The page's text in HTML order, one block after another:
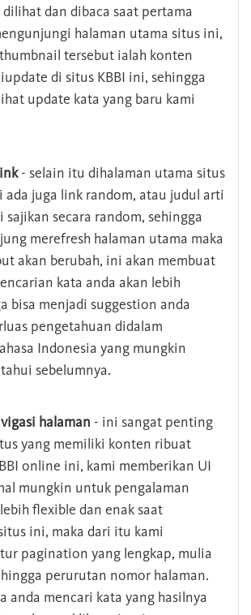
dilihat dan dibaca saat pertama
halaman utama situs ini,
tersebut ialah konten
di situs KBBI ini, sehingga
update kata yang baru kami
- selain itu dihalaman utama situs
ada juga link random, atau judul arti
sajikan secara random, sehingga
merefresh halaman utama maka
akan berubah, ini akan membuat
kata anda akan lebih
bisa menjadi suggestion anda
pengetahuan didalam
Indonesia yang mungkin
sebelumnya.
halaman - ini sangat penting
yang memiliki konten ribuat
online ini, kami memberikan UI
mungkin untuk pengalaman
flexible dan enak saat
ini, maka dari itu kami
pagination yang lengkap, mulia
perurutan nomor halaman.
anda mencari kata yang hasilnya